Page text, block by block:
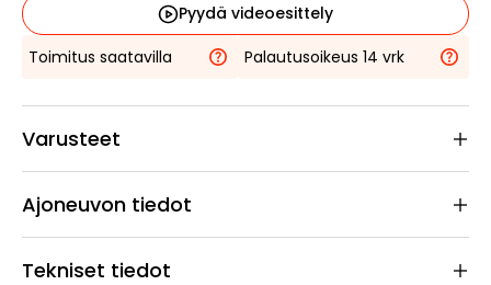
Pyydä videoesittely
Toimitus saatavilla
Palautusoikeus 14 vrk
Varusteet
Ajoneuvon tiedot
Tekniset tiedot